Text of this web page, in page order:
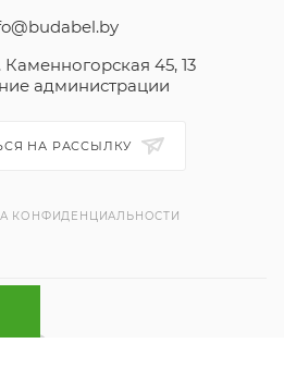
Каменногорская 45, 13
администрации
НА РАССЫЛКУ
КОНФИДЕНЦИАЛЬНОСТИ